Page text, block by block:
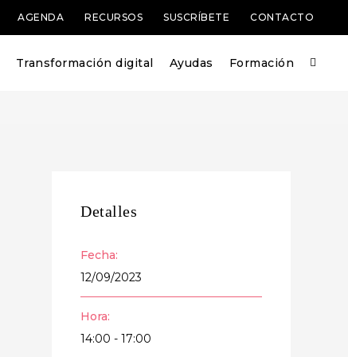
AGENDA RECURSOS SUSCRÍBETE CONTACTO
Transformación digital Ayudas Formación
Detalles
Fecha:
12/09/2023
Hora:
14:00 - 17:00